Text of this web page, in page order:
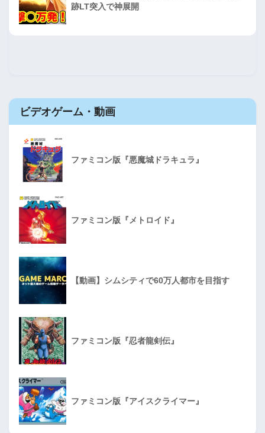
跡LT突入で神展開
ビデオゲーム・動画
ファミコン版『悪魔城ドラキュラ』
ファミコン版『メトロイド』
【動画】シムシティで60万人都市を目指す
ファミコン版『忍者龍剣伝』
ファミコン版『アイスクライマー』